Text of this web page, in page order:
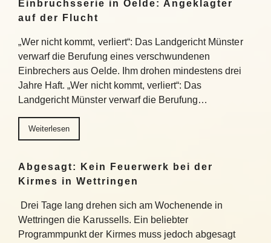
Einbruchsserie in Oelde: Angeklagter
auf der Flucht
„Wer nicht kommt, verliert“: Das Landgericht Münster
verwarf die Berufung eines verschwundenen
Einbrechers aus Oelde. Ihm drohen mindestens drei
Jahre Haft. „Wer nicht kommt, verliert“: Das
Landgericht Münster verwarf die Berufung…
Weiterlesen
Abgesagt: Kein Feuerwerk bei der
Kirmes in Wettringen
Drei Tage lang drehen sich am Wochenende in
Wettringen die Karussells. Ein beliebter
Programmpunkt der Kirmes muss jedoch abgesagt